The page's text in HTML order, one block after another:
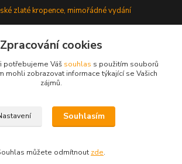
zlaté kropence, mimořádné vydání
Veškeré texty umístěné na tomto webu jsou
zakázáno.
Zpracování cookies
potřebujeme Váš souhlas s použitím souborů
mohli zobrazovat informace týkající se Vašich
zájmů.
Souhlasím
můžete odmítnout zde.